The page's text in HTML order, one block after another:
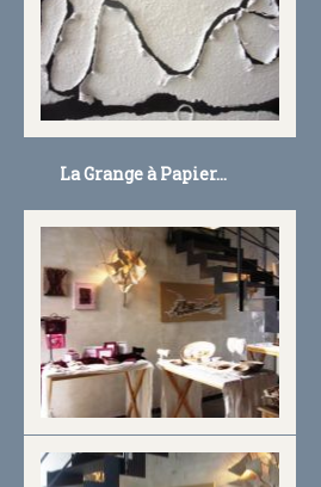
La Grange à Papier...